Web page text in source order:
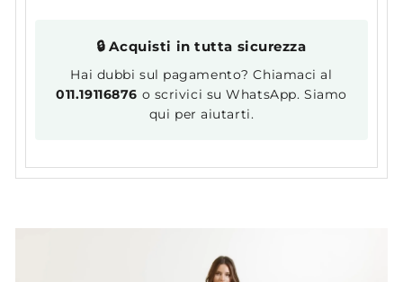
🔒 Acquisti in tutta sicurezza
Hai dubbi sul pagamento? Chiamaci al
011.19116876 o scrivici su WhatsApp. Siamo
qui per aiutarti.